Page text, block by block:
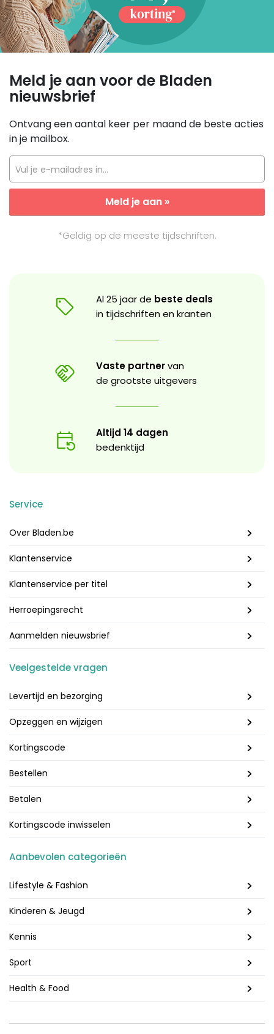
Meld je aan voor de Bladen
nieuwsbrief
Ontvang een aantal keer per maand de beste acties
in je mailbox.
Vul je e-mailadres in...
Meld je aan »
*Geldig op de meeste tijdschriften.
Al 25 jaar de beste deals
in tijdschriften en kranten
Vaste partnervan
de grootste uitgevers
Altijd 14 dagen
bedenktijd
Service
Over Bladen.be
Klantenservice
Klantenservice per titel
Herroepingsrecht
Aanmelden nieuwsbrief
Veelgestelde vragen
Levertijd en bezorging
Opzeggen en wijzigen
Kortingscode
Bestellen
Betalen
Kortingscode inwisselen
Aanbevolen categorieën
Lifestyle & Fashion
Kinderen & Jeugd
Kennis
Sport
Health & Food